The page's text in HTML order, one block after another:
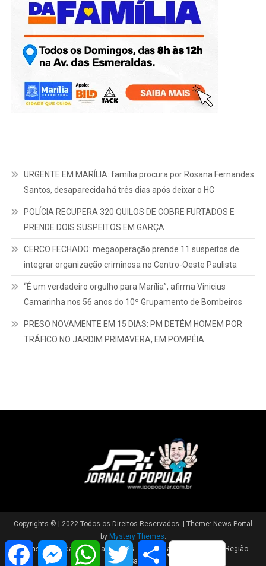
URGENTE EM MARÍLIA: família procura por Rosana Fernandes
Santos, desaparecida há três dias após deixar o HC
POLÍCIA RECUPERA 320 QUILOS DE COBRE FURTADOS E
PRENDE DOIS SUSPEITOS EM GARÇA
CERCO FECHADO: megaoperação prende 11 suspeitos de
integrar organização criminosa no Centro-Oeste Paulista
“É um verdadeiro orgulho para Marília”, afirma Vinicius
Camarinha nos 56 anos do 10º Grupamento de Bombeiros
Copyrights © | 2022 Todos os Direitos Reservados. Theme: News Portal
FacebookMessengerWhatsAppTwitter Share